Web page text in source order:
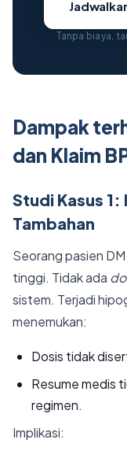
Tanpa biaya,
Dampak
dan Klaim
Studi Kasus 1:
Tambahan
Seorang pasien
tinggi. Tidak ada
sistem. Terjadi
menemukan:
Dosis tidak
Resume medis
regimen.
Implikasi: